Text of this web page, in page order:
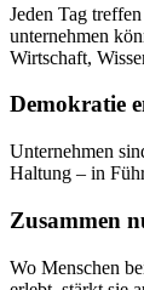
Jeden Tag
unternehmen
Wirtschaft,
Demokratie
Unternehmen
Haltung – in
Zusammen
Wo Menschen